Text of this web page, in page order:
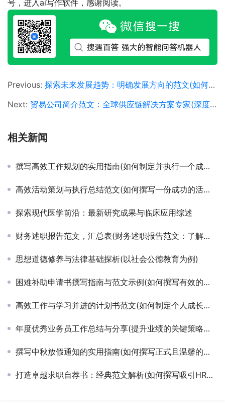
号，进入ai写作软件，感谢阅读。
Previous: 探索未来发展趋势：明确发展方向的范文(如何在不确定时代中规划个人与企业的未来发展方向范文)
Next: 贸易公司简介范文：全球供应链解决方案专家(深度剖析：国际贸易公司成功案例及运营模式)
相关新闻
撰写高效工作规划的实用指南(如何制定并执行一个成功的年度工作规划步骤)
高效活动策划与执行总结范文(如何撰写一份成功的活动工作总结报告)
探索现代医学前沿：最新研究成果与临床应用综述
财务述职报告范文，汇总表(财务述职报告范文：了解财务汇报的要点)
思想道德修养与法律基础探析(以社会公德教育为例)
困难补助申请书撰写指南与范文示例(如何撰写有效的困难补助申请书以获得支持)
高效工作与学习并进的计划书范文(如何制定个人成长导向的工作学习计划书)
年度优秀业务员工作总结与分享(提升业绩的关键策略：一名资深业务员的工作总结与实战案例)
撰写中秋放假通知的实用指南(如何撰写正式且温馨的中秋佳节放假安排通知)
打造卓越求职自荐书：经典范文解析(如何撰写吸引HR的求职自荐信范文与技巧)